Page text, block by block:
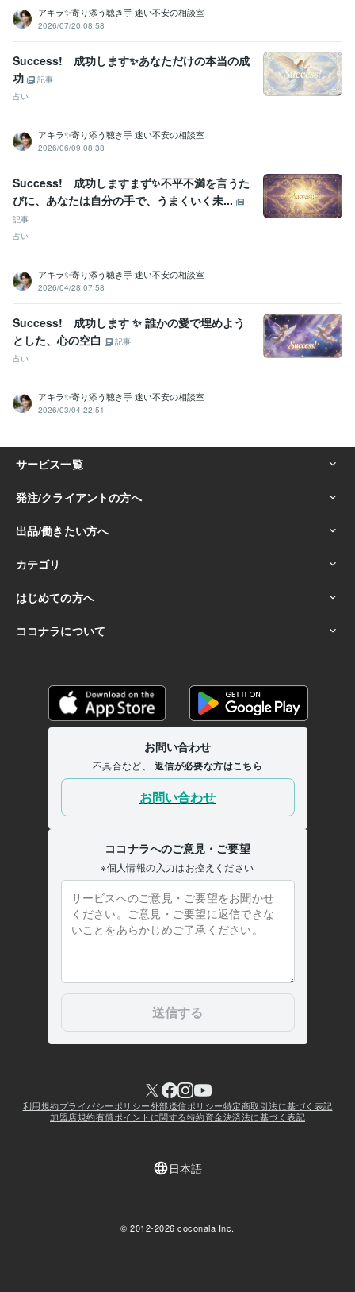
普通自動車第一種運転免許 取得年 : 1990年
中型自動車第二種運転免許
乙種危険物取扱者 取得年 : 1990年
ビジネス・クリエイティブツール
Excel:3年
Google スプレッドシート:3年
Google ドキュメント:3年
得意分野
悩み相談・カウンセリング
コールセンター 派遣業 管理責任者 カウンセラー
資産運用・副業の相談 投資・投機FXトレード
個人トレーダー 資産運用
アキラ✨寄り添う聴き手 迷い不安の相談室
2026/07/20 08:58
Success! 成功します✨あなただけの本当の成
功
記事
占い
アキラ✨寄り添う聴き手 迷い不安の相談室
2026/06/09 08:38
Success! 成功しますまず✨不平不満を言うた
びに、あなたは自分の手で、うまくいく未...
記事
占い
アキラ✨寄り添う聴き手 迷い不安の相談室
2026/04/28 07:58
Success! 成功します ✨ 誰かの愛で埋めよう
とした、心の空白
記事
占い
アキラ✨寄り添う聴き手 迷い不安の相談室
2026/03/04 22:51